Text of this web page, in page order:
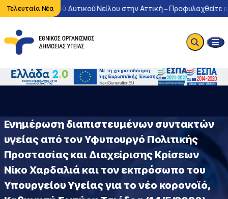
Τελευταία Νέα
του ιού Δυτικού Νείλου στην Αττική – Προφυλαχθείτε από
Eνημέρωση διαπιστευμένων συντακτών
υγείας από τον Υφυπουργό Πολιτικής
Προστασίας και Διαχείρισης Κρίσεων
Νίκο Χαρδαλιά και τον εκπρόσωπο του
Υπουργείου Υγείας για το νέο κορονοϊό,